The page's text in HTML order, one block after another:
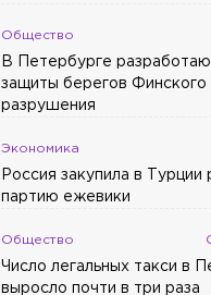
Общество
В Петербурге
защиты берегов Финского
разрушения
Экономика
Россия закупила в Турции
партию ежевики
Общество
Число легальных такси в
выросло почти в три раза